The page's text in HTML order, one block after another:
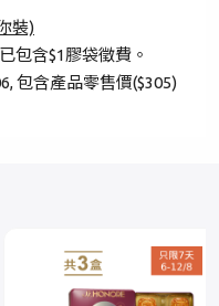
會員
裝)
包含$1膠袋徵費。
包含產品零售價($305)